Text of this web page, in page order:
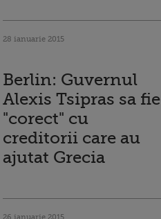
28 ianuarie 2015
Berlin: Guvernul
Alexis Tsipras sa fie
"corect" cu
creditorii care au
ajutat Grecia